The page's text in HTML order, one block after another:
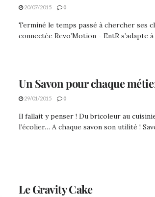
20/07/2015 0
Terminé le temps passé à chercher ses
connectée Revo’Motion - EntR s’adapte
Un Savon pour chaque
29/01/2015 0
Il fallait y penser ! Du bricoleur au
l’écolier… A chaque savon son utilité !
Le Gravity Cake